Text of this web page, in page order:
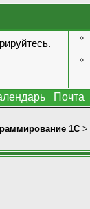
.
Почта
1С >